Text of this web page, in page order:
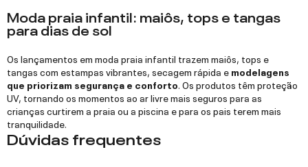
Moda praia infantil: maiôs, tops e tangas
para dias de sol
Os lançamentos em moda praia infantil trazem maiôs, tops e
tangas com estampas vibrantes, secagem rápida e modelagens
que priorizam segurança e conforto . Os produtos têm proteção
UV, tornando os momentos ao ar livre mais seguros para as
crianças curtirem a praia ou a piscina e para os pais terem mais
tranquilidade.
Dúvidas frequentes